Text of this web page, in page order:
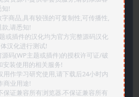
!
商品,具有较强的可复制性,可传播性,
,请悉知!
或插件的汉化均为官方完整源码汉化
汉化进行测试!
码(WP主题或插件)的授权许可证/破
装使用的相关服务!
用作学习研究使用,请下载后24小时内
商业用途!
保证兼容所有浏览器.不保证兼容所有